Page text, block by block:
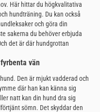
Här hittar du högkvalitativa
hundträning. Du kan också
och göra din
sakerna du behöver erbjuda
det är där hundgrottan
vän
Den är mjukt vadderad och
där han kan känna sig
natt kan din hund dra sig
sömn. Det skyddar den